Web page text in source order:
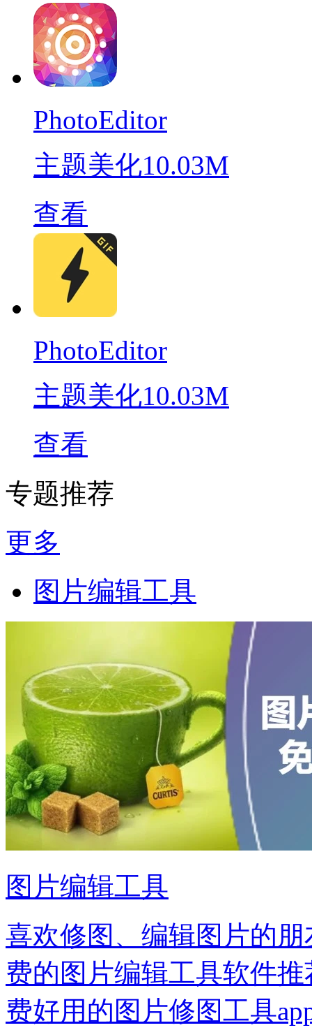
PhotoEditor
主题美化10.03M
查看
PhotoEditor
主题美化10.03M
查看
专题推荐
更多
图片编辑工具
图片编辑工具
喜欢修图、编辑图片的
费的图片编辑工具软件
费好用的图片修图工具